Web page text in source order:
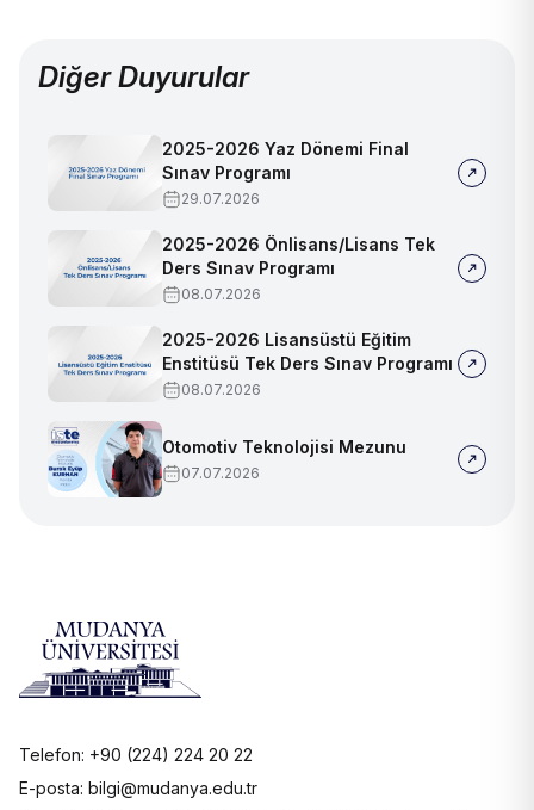
Diğer Duyurular
2025-2026 Yaz Dönemi Final
Sınav Programı
29.07.2026
2025-2026 Önlisans/Lisans Tek
Ders Sınav Programı
08.07.2026
2025-2026 Lisansüstü Eğitim
Enstitüsü Tek Ders Sınav Programı
08.07.2026
Otomotiv Teknolojisi Mezunu
07.07.2026
Telefon: +90 (224) 224 20 22
E-posta: bilgi@mudanya.edu.tr